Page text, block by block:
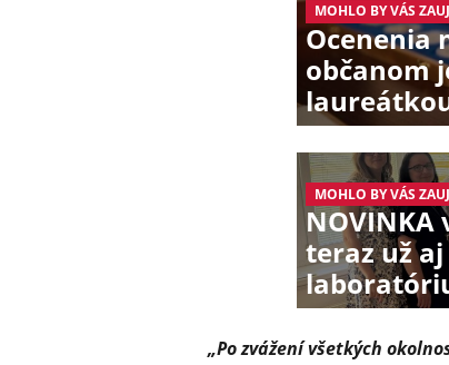
MOHLO BY VÁS
Ocenenia
občanom
MOHLO BY VÁS
NOVINKA
teraz už
„Po zvážení všetkých